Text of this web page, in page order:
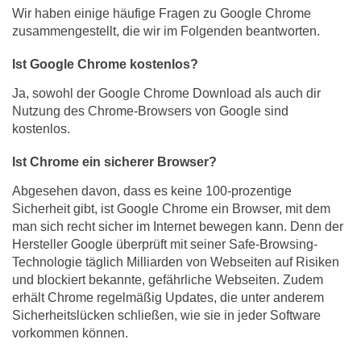
Wir haben einige häufige Fragen zu Google Chrome
zusammengestellt, die wir im Folgenden beantworten.
Ist Google Chrome kostenlos?
Ja, sowohl der Google Chrome Download als auch dir
Nutzung des Chrome-Browsers von Google sind
kostenlos.
Ist Chrome ein sicherer Browser?
Abgesehen davon, dass es keine 100-prozentige
Sicherheit gibt, ist Google Chrome ein Browser, mit dem
man sich recht sicher im Internet bewegen kann. Denn der
Hersteller Google überprüft mit seiner Safe-Browsing-
Technologie täglich Milliarden von Webseiten auf Risiken
und blockiert bekannte, gefährliche Webseiten. Zudem
erhält Chrome regelmäßig Updates, die unter anderem
Sicherheitslücken schließen, wie sie in jeder Software
vorkommen können.